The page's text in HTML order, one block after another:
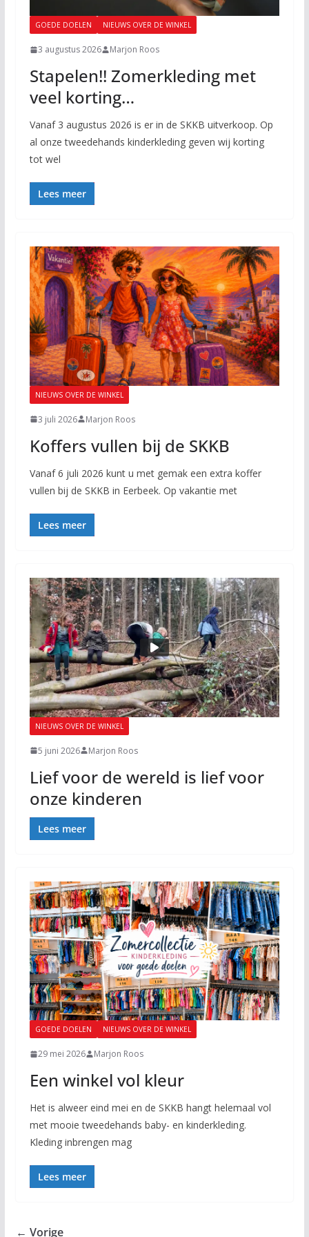
GOEDE DOELEN NIEUWS OVER DE WINKEL
3 augustus 2026 Marjon Roos
Stapelen!! Zomerkleding met
veel korting…
Vanaf 3 augustus 2026 is er in de SKKB uitverkoop. Op
al onze tweedehands kinderkleding geven wij korting
tot wel
Lees meer
NIEUWS OVER DE WINKEL
3 juli 2026 Marjon Roos
Koffers vullen bij de SKKB
Vanaf 6 juli 2026 kunt u met gemak een extra koffer
vullen bij de SKKB in Eerbeek. Op vakantie met
Lees meer
NIEUWS OVER DE WINKEL
5 juni 2026 Marjon Roos
Lief voor de wereld is lief voor
onze kinderen
Lees meer
GOEDE DOELEN NIEUWS OVER DE WINKEL
29 mei 2026 Marjon Roos
Een winkel vol kleur
Het is alweer eind mei en de SKKB hangt helemaal vol
met mooie tweedehands baby- en kinderkleding.
Kleding inbrengen mag
Lees meer
← Vorige